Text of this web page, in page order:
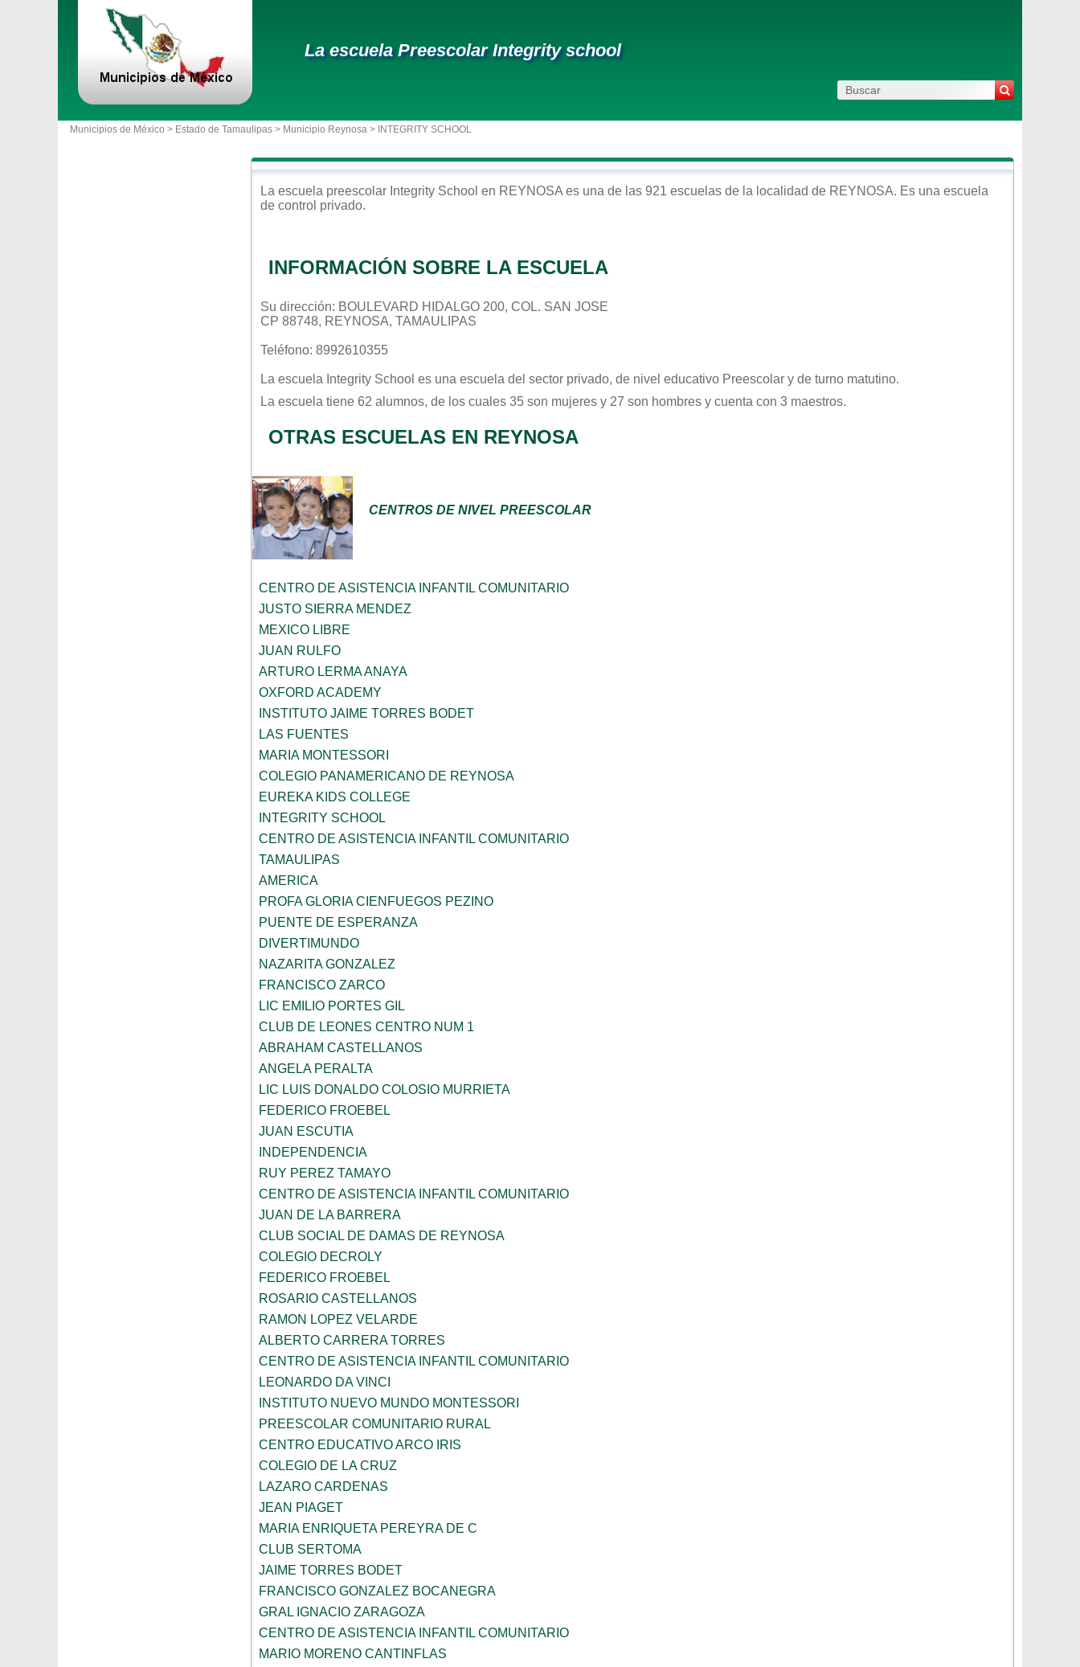
La escuela Preescolar Integrity school
Municipios de México > Estado de Tamaulipas > Municipio Reynosa > INTEGRITY SCHOOL
La escuela preescolar Integrity School en REYNOSA es una de las 921 escuelas de la localidad de REYNOSA. Es una escuela
de control privado.
INFORMACIÓN SOBRE LA ESCUELA
Su dirección: BOULEVARD HIDALGO 200, COL. SAN JOSE
CP 88748, REYNOSA, TAMAULIPAS
Teléfono: 8992610355
La escuela Integrity School es una escuela del sector privado, de nivel educativo Preescolar y de turno matutino.
La escuela tiene 62 alumnos, de los cuales 35 son mujeres y 27 son hombres y cuenta con 3 maestros.
OTRAS ESCUELAS EN REYNOSA
CENTROS DE NIVEL PREESCOLAR
CENTRO DE ASISTENCIA INFANTIL COMUNITARIO
JUSTO SIERRA MENDEZ
MEXICO LIBRE
JUAN RULFO
ARTURO LERMA ANAYA
OXFORD ACADEMY
INSTITUTO JAIME TORRES BODET
LAS FUENTES
MARIA MONTESSORI
COLEGIO PANAMERICANO DE REYNOSA
EUREKA KIDS COLLEGE
INTEGRITY SCHOOL
CENTRO DE ASISTENCIA INFANTIL COMUNITARIO
TAMAULIPAS
AMERICA
PROFA GLORIA CIENFUEGOS PEZINO
PUENTE DE ESPERANZA
DIVERTIMUNDO
NAZARITA GONZALEZ
FRANCISCO ZARCO
LIC EMILIO PORTES GIL
CLUB DE LEONES CENTRO NUM 1
ABRAHAM CASTELLANOS
ANGELA PERALTA
LIC LUIS DONALDO COLOSIO MURRIETA
FEDERICO FROEBEL
JUAN ESCUTIA
INDEPENDENCIA
RUY PEREZ TAMAYO
CENTRO DE ASISTENCIA INFANTIL COMUNITARIO
JUAN DE LA BARRERA
CLUB SOCIAL DE DAMAS DE REYNOSA
COLEGIO DECROLY
FEDERICO FROEBEL
ROSARIO CASTELLANOS
RAMON LOPEZ VELARDE
ALBERTO CARRERA TORRES
CENTRO DE ASISTENCIA INFANTIL COMUNITARIO
LEONARDO DA VINCI
INSTITUTO NUEVO MUNDO MONTESSORI
PREESCOLAR COMUNITARIO RURAL
CENTRO EDUCATIVO ARCO IRIS
COLEGIO DE LA CRUZ
LAZARO CARDENAS
JEAN PIAGET
MARIA ENRIQUETA PEREYRA DE C
CLUB SERTOMA
JAIME TORRES BODET
FRANCISCO GONZALEZ BOCANEGRA
GRAL IGNACIO ZARAGOZA
CENTRO DE ASISTENCIA INFANTIL COMUNITARIO
MARIO MORENO CANTINFLAS